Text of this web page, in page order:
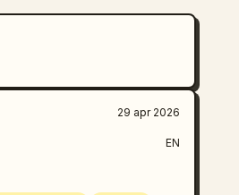
29 apr 2026
EN